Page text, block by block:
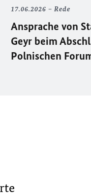
17.06.2026 Rede
Ansprache von
Geyr beim
Polnischen